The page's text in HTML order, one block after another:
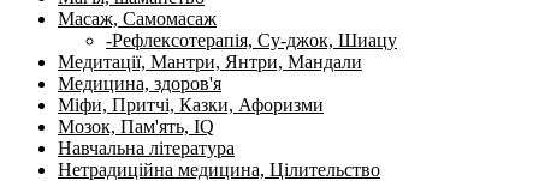
Масаж, Самомасаж
-Рефлексотерапія, Су-джок, Шиацу
Медитації, Мантри, Янтри, Мандали
Медицина, здоров'я
Міфи, Притчі, Казки, Афоризми
Мозок, Пам'ять, IQ
Навчальна література
Нетрадиційна медицина, Цілительство